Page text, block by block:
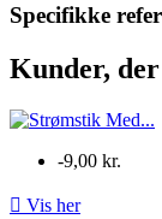
Specifikke
Kunder, der
-9,00 kr.
 Vis her